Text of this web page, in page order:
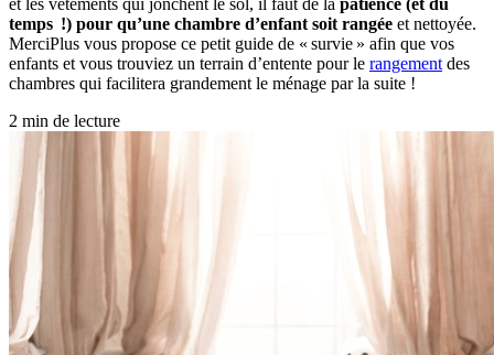
et les vêtements qui jonchent le sol, il faut de la patience (et du
temps !) pour qu’une chambre d’enfant soit rangée et nettoyée.
MerciPlus vous propose ce petit guide de « survie » afin que vos
enfants et vous trouviez un terrain d’entente pour le rangement des
chambres qui facilitera grandement le ménage par la suite !
2 min de lecture